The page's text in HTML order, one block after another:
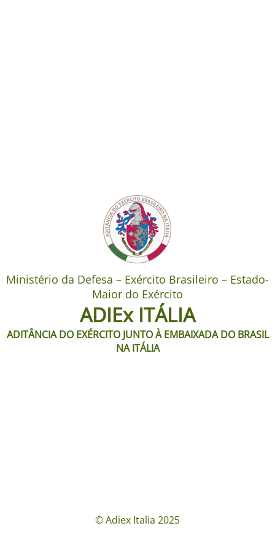
Ministério da Defesa – Exército Brasileiro – Estado-
Maior do Exército
ADIEx ITÁLIA
ADITÂNCIA DO EXÉRCITO JUNTO À EMBAIXADA DO BRASIL
NA ITÁLIA
© Adiex Italia 2025